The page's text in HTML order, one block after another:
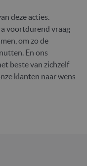
deze acties.
voortdurend vraag
om zo de
En ons
beste van zichzelf
klanten naar wens